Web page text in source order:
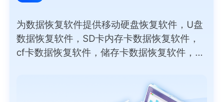
为数据恢复软件提供移动硬盘恢复软件，U盘
数据恢复软件，SD卡内存卡数据恢复软件，
cf卡数据恢复软件，储存卡数据恢复软件，外